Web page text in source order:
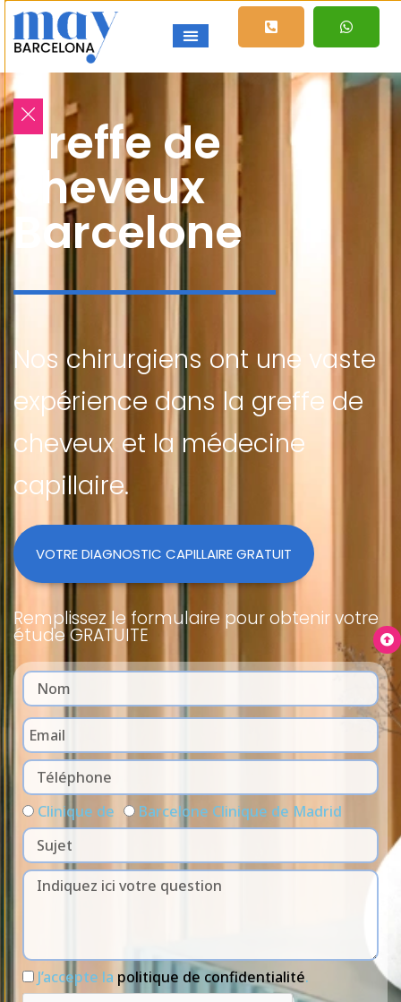
Greffe de
cheveux
Barcelone
Nos chirurgiens ont une vaste
expérience dans la greffe de
cheveux et la médecine
capillaire.
VOTRE DIAGNOSTIC CAPILLAIRE GRATUIT
Remplissez le formulaire pour obtenir votre
étude GRATUITE
Clinique de Barcelone Clinique de Madrid
J’accepte la politique de confidentialité.